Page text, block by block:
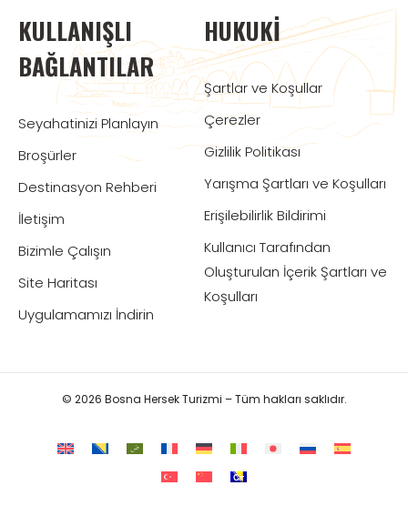
KULLANIŞLI
BAĞLANTILAR
Seyahatinizi Planlayın
Broşürler
Destinasyon Rehberi
İletişim
Bizimle Çalışın
Site Haritası
Uygulamamızı İndirin
HUKUKI
Şartlar ve Koşullar
Çerezler
Gizlilik Politikası
Yarışma Şartları ve Koşulları
Erişilebilirlik Bildirimi
Kullanıcı Tarafından
Oluşturulan İçerik Şartları ve
Koşulları
© 2026 Bosna Hersek Turizmi – Tüm hakları saklıdır.